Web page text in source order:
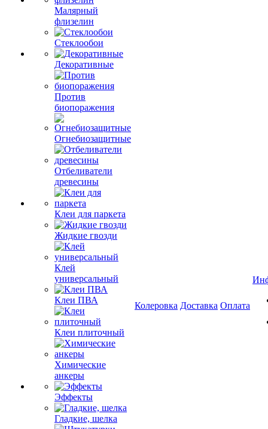
Малярный
флизелин
Стеклообои
Декоративные
Против
биопоражения
Огнебиозащитные
Отбеливатели
древесины
Клеи для паркета
Жидкие гвозди
Клей
универсальный
Клеи ПВА
Клеи плиточный
Химические
анкеры
Эффекты
Гладкие, шелка
Колеровка Доставка Оплата